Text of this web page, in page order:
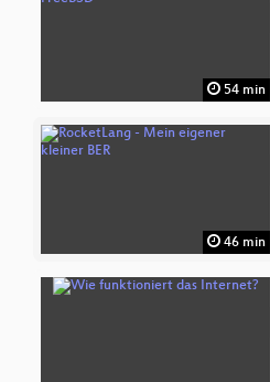
54 min
46 min